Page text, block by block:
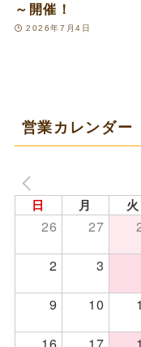
～開催！
2026年7月4日
営業カレンダー
日 月 火
26 27
2
3
9 10
16
17